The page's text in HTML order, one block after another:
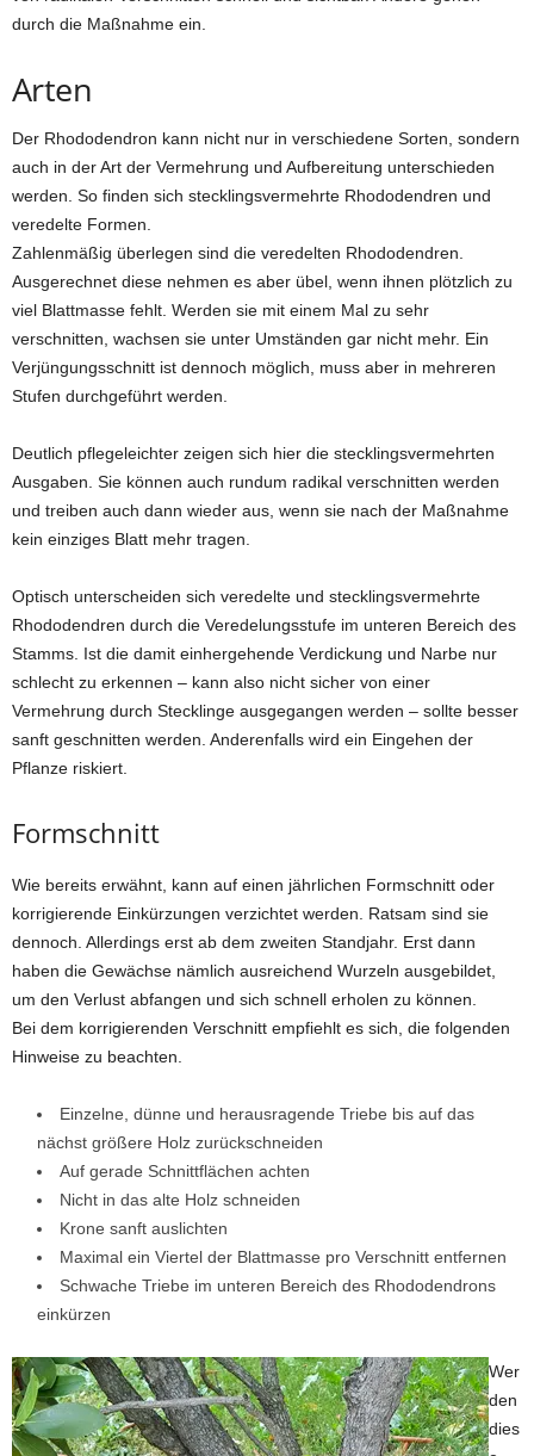
durch die Maßnahme ein.
Arten
Der Rhododendron kann nicht nur in verschiedene Sorten, sondern
auch in der Art der Vermehrung und Aufbereitung unterschieden
werden. So finden sich stecklingsvermehrte Rhododendren und
veredelte Formen.
Zahlenmäßig überlegen sind die veredelten Rhododendren.
Ausgerechnet diese nehmen es aber übel, wenn ihnen plötzlich zu
viel Blattmasse fehlt. Werden sie mit einem Mal zu sehr
verschnitten, wachsen sie unter Umständen gar nicht mehr. Ein
Verjüngungsschnitt ist dennoch möglich, muss aber in mehreren
Stufen durchgeführt werden.
Deutlich pflegeleichter zeigen sich hier die stecklingsvermehrten
Ausgaben. Sie können auch rundum radikal verschnitten werden
und treiben auch dann wieder aus, wenn sie nach der Maßnahme
kein einziges Blatt mehr tragen.
Optisch unterscheiden sich veredelte und stecklingsvermehrte
Rhododendren durch die Veredelungsstufe im unteren Bereich des
Stamms. Ist die damit einhergehende Verdickung und Narbe nur
schlecht zu erkennen – kann also nicht sicher von einer
Vermehrung durch Stecklinge ausgegangen werden – sollte besser
sanft geschnitten werden. Anderenfalls wird ein Eingehen der
Pflanze riskiert.
Formschnitt
Wie bereits erwähnt, kann auf einen jährlichen Formschnitt oder
korrigierende Einkürzungen verzichtet werden. Ratsam sind sie
dennoch. Allerdings erst ab dem zweiten Standjahr. Erst dann
haben die Gewächse nämlich ausreichend Wurzeln ausgebildet,
um den Verlust abfangen und sich schnell erholen zu können.
Bei dem korrigierenden Verschnitt empfiehlt es sich, die folgenden
Hinweise zu beachten.
Einzelne, dünne und herausragende Triebe bis auf das
nächst größere Holz zurückschneiden
Auf gerade Schnittflächen achten
Nicht in das alte Holz schneiden
Krone sanft auslichten
Maximal ein Viertel der Blattmasse pro Verschnitt entfernen
Schwache Triebe im unteren Bereich des Rhododendrons
einkürzen
Wer
den
dies